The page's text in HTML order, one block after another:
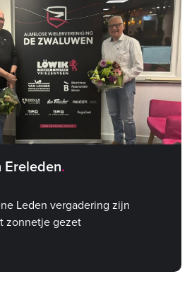
Ereleden
Leden vergadering zijn
zonnetje gezet